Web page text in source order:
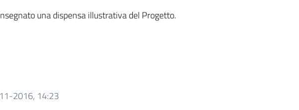
una dispensa illustrativa del Progetto.
2016, 14:23